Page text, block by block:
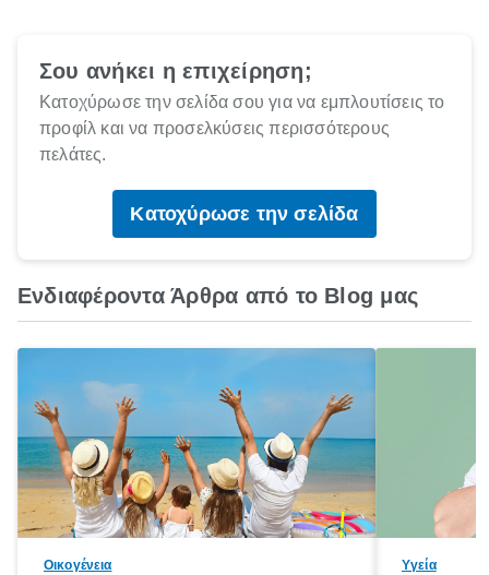
Σου ανήκει η επιχείρηση;
Κατοχύρωσε την σελίδα σου για να εμπλουτίσεις το
προφίλ και να προσελκύσεις περισσότερους
πελάτες.
Κατοχύρωσε την σελίδα
Ενδιαφέροντα Άρθρα από το Blog μας
Οικογένεια Υγεία